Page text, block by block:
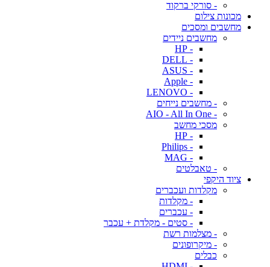
- סורקי ברקוד
מכונות צילום
מחשבים ומסכים
מחשבים ניידים
- HP
- DELL
- ASUS
- Apple
- LENOVO
- מחשבים נייחים
- AIO - All In One
מסכי מחשב
- HP
- Philips
- MAG
- טאבלטים
ציוד היקפי
מקלדות ועכברים
- מקלדות
- עכברים
- סטים - מקלדת + עכבר
- מצלמות רשת
- מיקרופונים
כבלים